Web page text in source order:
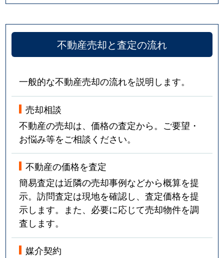
不動産売却と査定の流れ
一般的な不動産売却の流れを説明します。
売却相談
不動産の売却は、価格の査定から。ご要望・
お悩み等をご相談ください。
不動産の価格を査定
簡易査定は近隣の売却事例などから概算を提
示。訪問査定は現地を確認し、査定価格を提
示します。また、必要に応じて売却物件を調
査します。
媒介契約